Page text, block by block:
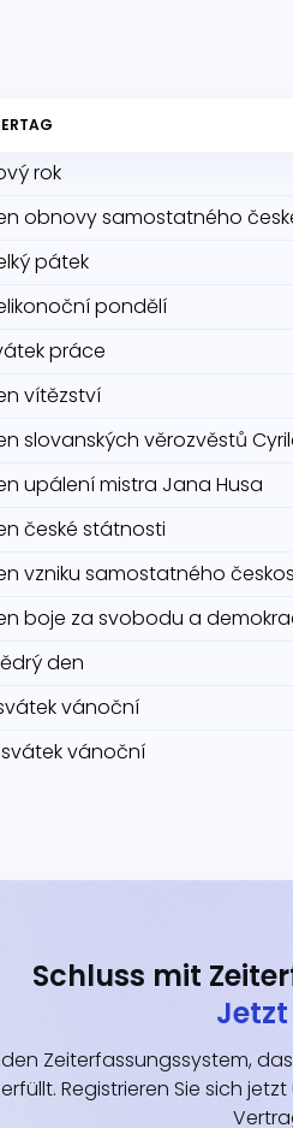
rok
obnovy samostatného
pátek
pondělí
práce
vítězství
slovanských věrozvěstů
upálení mistra Jana Husa
české státnosti
vzniku samostatného
boje za svobodu a
den
vánoční
svátek vánoční
Schluss mit
Zeiterfassungssystem,
Registrieren Sie sich